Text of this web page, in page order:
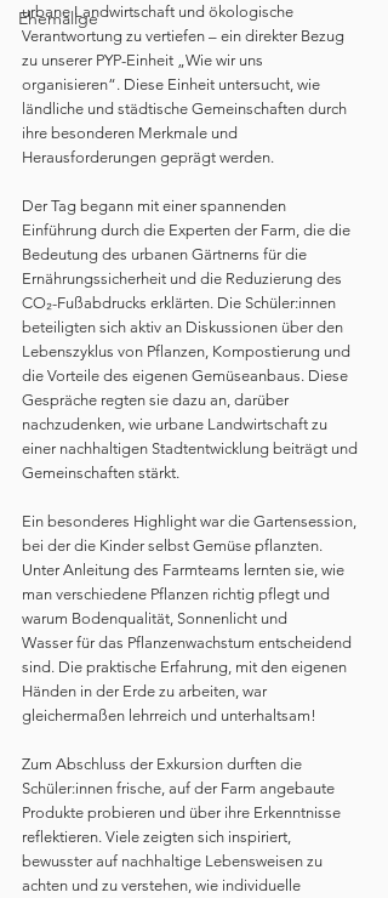
Ehemalige
urbane Landwirtschaft und ökologische
Verantwortung zu vertiefen – ein direkter Bezug
zu unserer PYP-Einheit „Wie wir uns
organisieren“. Diese Einheit untersucht, wie
ländliche und städtische Gemeinschaften durch
ihre besonderen Merkmale und
Herausforderungen geprägt werden.
Der Tag begann mit einer spannenden
Einführung durch die Experten der Farm, die die
Bedeutung des urbanen Gärtnerns für die
Ernährungssicherheit und die Reduzierung des
CO₂-Fußabdrucks erklärten. Die Schüler:innen
beteiligten sich aktiv an Diskussionen über den
Lebenszyklus von Pflanzen, Kompostierung und
die Vorteile des eigenen Gemüseanbaus. Diese
Gespräche regten sie dazu an, darüber
nachzudenken, wie urbane Landwirtschaft zu
einer nachhaltigen Stadtentwicklung beiträgt und
Gemeinschaften stärkt.
Ein besonderes Highlight war die Gartensession,
bei der die Kinder selbst Gemüse pflanzten.
Unter Anleitung des Farmteams lernten sie, wie
man verschiedene Pflanzen richtig pflegt und
warum Bodenqualität, Sonnenlicht und
Wasser für das Pflanzenwachstum entscheidend
sind. Die praktische Erfahrung, mit den eigenen
Händen in der Erde zu arbeiten, war
gleichermaßen lehrreich und unterhaltsam!
Zum Abschluss der Exkursion durften die
Schüler:innen frische, auf der Farm angebaute
Produkte probieren und über ihre Erkenntnisse
reflektieren. Viele zeigten sich inspiriert,
bewusster auf nachhaltige Lebensweisen zu
achten und zu verstehen, wie individuelle